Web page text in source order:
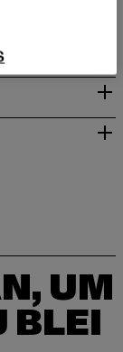
UM
BLEI